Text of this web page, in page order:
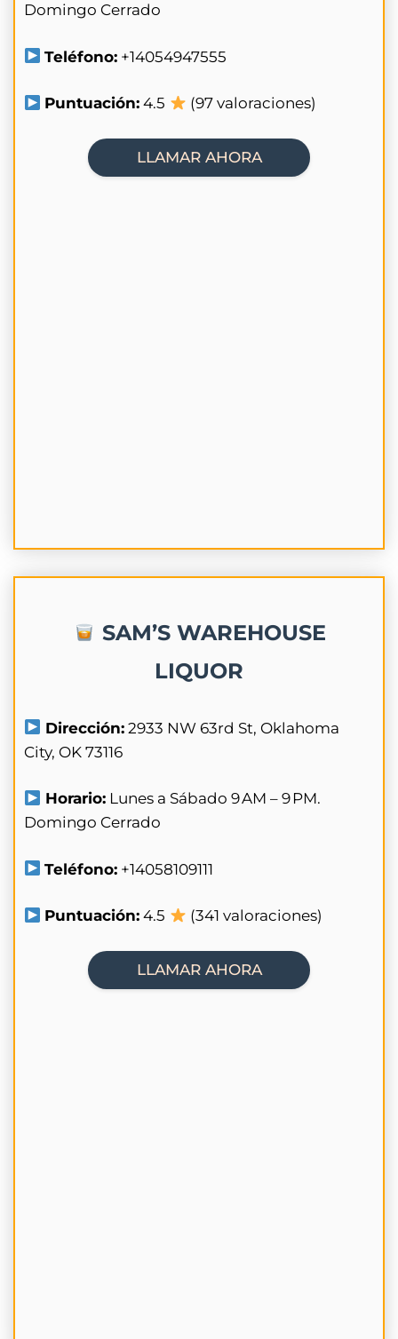
Domingo Cerrado
Teléfono: +14054947555
Puntuación: 4.5 (97 valoraciones)
LLAMAR AHORA
SAM’S WAREHOUSE
LIQUOR
Dirección: 2933 NW 63rd St, Oklahoma
City, OK 73116
Horario: Lunes a Sábado 9 AM – 9 PM.
Domingo Cerrado
Teléfono: +14058109111
Puntuación: 4.5 (341 valoraciones)
LLAMAR AHORA